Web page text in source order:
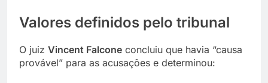
Valores definidos pelo tribunal
O juiz Vincent Falcone concluiu que havia “causa
provável” para as acusações e determinou: